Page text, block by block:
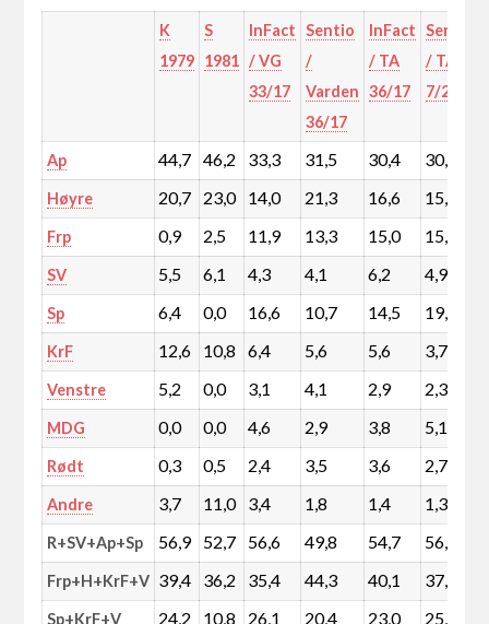
K
1979
S
1981
InFact
/ VG
33/17
Sentio
/
Varden
36/17
InFact
/ TA
36/17
Sentio
/ TA
7/20
Ap 44,7 46,2 33,3 31,5 30,4 30,0
Høyre 20,7 23,0 14,0 21,3 16,6 15,3
Frp 0,9 2,5 11,9 13,3 15,0 15,7
SV 5,5 6,1 4,3 4,1 6,2 4,9
Sp 6,4 0,0 16,6 10,7 14,5 19,0
KrF 12,6 10,8 6,4 5,6 5,6 3,7
Venstre 5,2 0,0 3,1 4,1 2,9 2,3
MDG 0,0 0,0 4,6 2,9 3,8 5,1
Rødt 0,3 0,5 2,4 3,5 3,6 2,7
Andre 3,7 11,0 3,4 1,8 1,4 1,3
R+SV+Ap+Sp 56,9 52,7 56,6 49,8 54,7 56,6
Frp+H+KrF+V 39,4 36,2 35,4 44,3 40,1 37,0
Sp+KrF+V 24,2 10,8 26,1 20,4 23,0 25,0